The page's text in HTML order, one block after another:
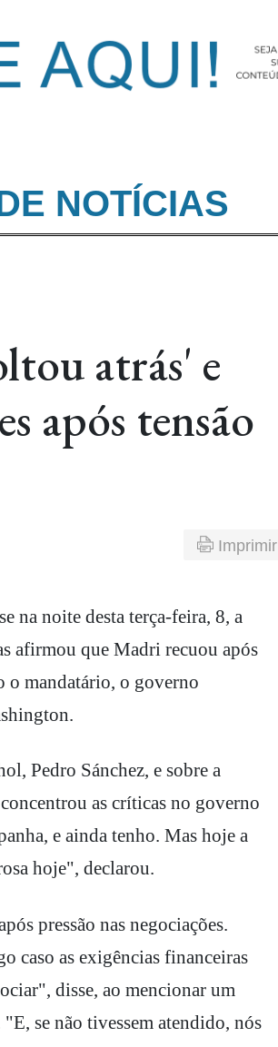
NOTÍCIAS
atrás' e
após tensão
Imprimir
afirmou que Madri recuou após
o mandatário, o governo
Pedro Sánchez, e sobre a
as críticas no governo
e ainda tenho. Mas hoje a
hoje", declarou.
pressão nas negociações.
caso as exigências financeiras
disse, ao mencionar um
se não tivessem atendido, nós